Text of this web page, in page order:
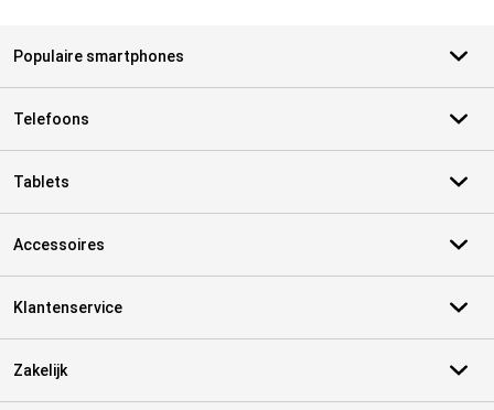
Populaire smartphones
Telefoons
Tablets
Accessoires
Klantenservice
Zakelijk